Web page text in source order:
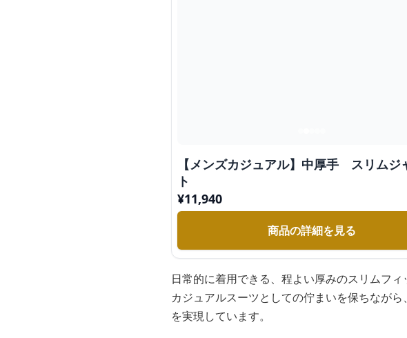
【メンズカジュアル】中厚手 スリムジ
ト
¥11,940
商品の詳細を見る
日常的に着用できる、程よい厚みのスリムフィ
カジュアルスーツとしての佇まいを保ちなが
を実現しています。